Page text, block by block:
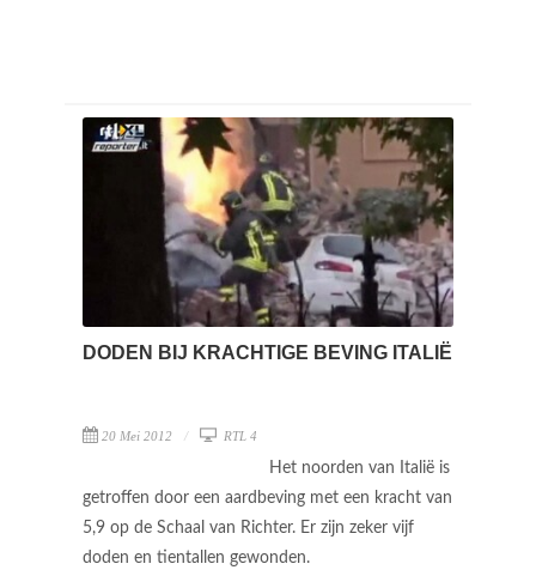
DODEN BIJ KRACHTIGE BEVING ITALIË
20 Mei 2012 RTL 4
Het noorden van Italië is
getroffen door een aardbeving met een kracht van
5,9 op de Schaal van Richter. Er zijn zeker vijf
doden en tientallen gewonden.